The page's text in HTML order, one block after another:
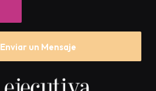
Enviar un Mensaje